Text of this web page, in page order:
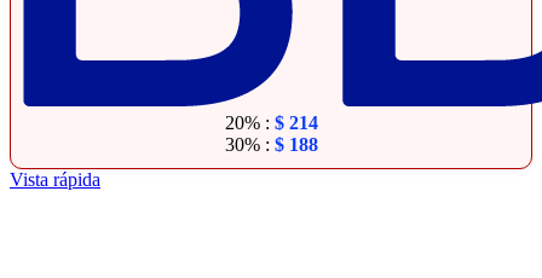
20% : $214
30% : $188
Vista rápida